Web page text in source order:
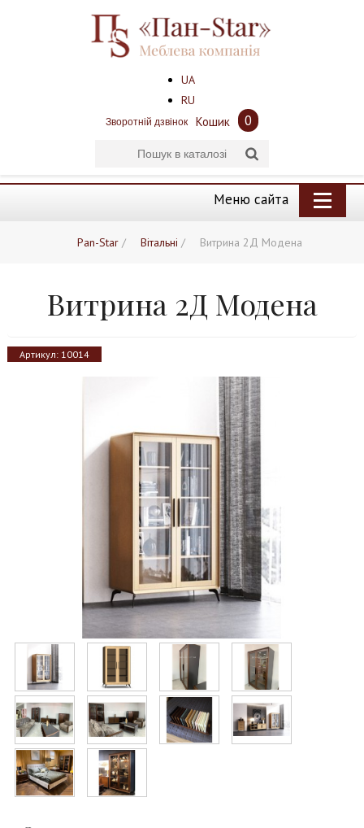
UA
RU
Зворотній дзвінок Кошик 0
Меню сайта
Pan-Star / Вітальні / Витрина 2Д Модена
Витрина 2Д Модена
Артикул: 10014